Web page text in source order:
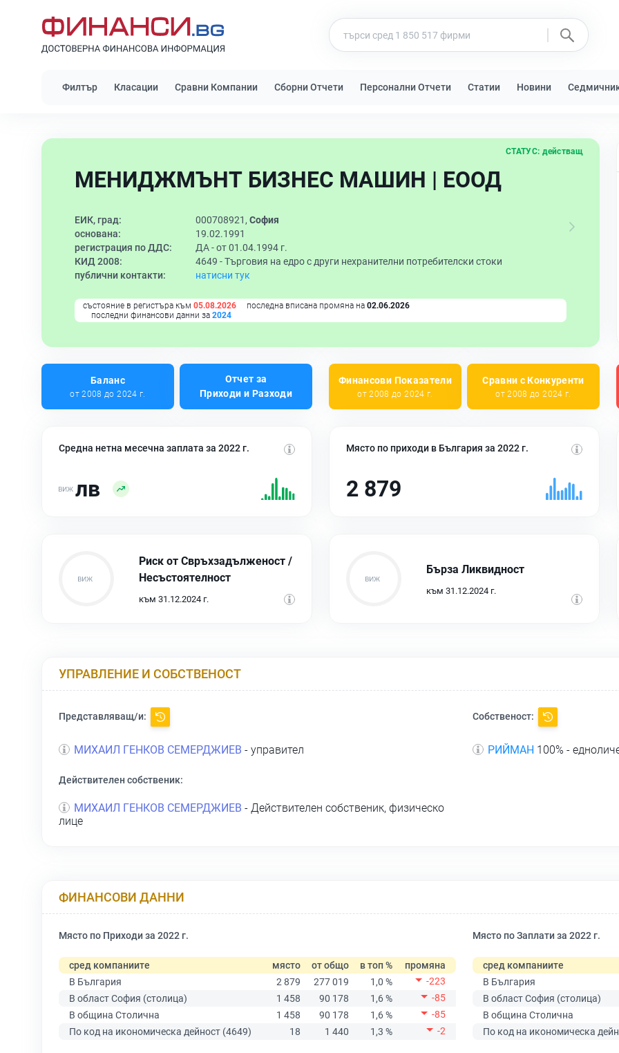
Филтър Класации Сравни Компании Сборни Отчети Персонални Отчети Статии Новини
МЕНИДЖМЪНТ БИЗНЕС МАШИН | ЕООД
СТАТУС: действащ
ЕИК, град: 000708921, София
основана:
19.02.1991
регистрация по ДДС:
ДА - от 01.04.1994 г.
КИД 2008:
4649 -Търговия на едро с други нехранителни потребителски стоки
публични контакти:
натисни тук
състояние в регистъра към 05.08.2026 последна вписана промяна на 02.06.2026
последни финансови данни за 2024
Баланс
от 2008 до 2024 г.
Отчет за
Приходи и Разходи
Финансови Показатели
от 2008 до 2024 г.
Сравни с Конкуренти
от 2008 до 2024 г.
Средна нетна месечна заплата за 2022 г.
лв
Място по приходи в България за 2022 г.
2 879
Риск от Свръхзадълженост /
Несъстоятелност
към 31.12.2024 г.
Бърза Ликвидност
към 31.12.2024 г.
УПРАВЛЕНИЕ И СОБСТВЕНОСТ
Представляващ/и:
МИХАИЛ ГЕНКОВ СЕМЕРДЖИЕВ - управител
Собственост:
РИЙМАН 100% -
Действителен собственик:
МИХАИЛ ГЕНКОВ СЕМЕРДЖИЕВ - Действителен собственик, физическо
лице
ФИНАНСОВИ ДАННИ
Място по Приходи за 2022 г.
сред компаниите място от общо в топ %
промяна
В България
2 879 277 019 1,0 %
-223
В област София (столица)
1 458 90 178 1,6 %
-85
В община Столична
1 458 90 178 1,6 %
-85
По код на икономическа дейност (4649)
18 1 440 1,3 % -2
Място по Заплати за 2022 г.
сред компаниите
В България
В област София (столица)
В община Столична
По код на икономическа